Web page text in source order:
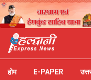
होम E-PAPER